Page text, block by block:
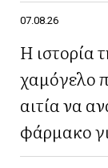
07.08.26
Η ιστορία
χαμόγελο
αιτία να
φάρμακο